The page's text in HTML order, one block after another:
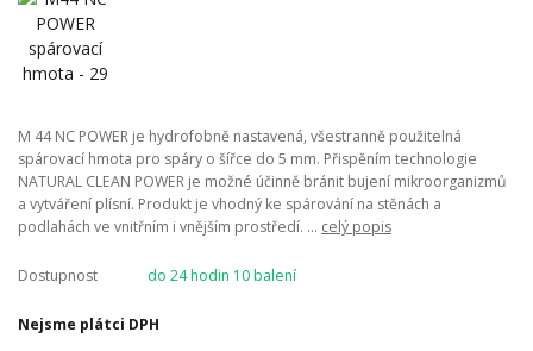
M 44 NC POWER je hydrofobně nastavená, všestranně použitelná
spárovací hmota pro spáry o šířce do 5 mm. Přispěním technologie
NATURAL CLEAN POWER je možné účinně bránit bujení mikroorganizmů
a vytváření plísní. Produkt je vhodný ke spárování na stěnách a
podlahách ve vnitřním i vnějším prostředí. ... celý popis
Dostupnost do 24 hodin 10 balení
Nejsme plátci DPH